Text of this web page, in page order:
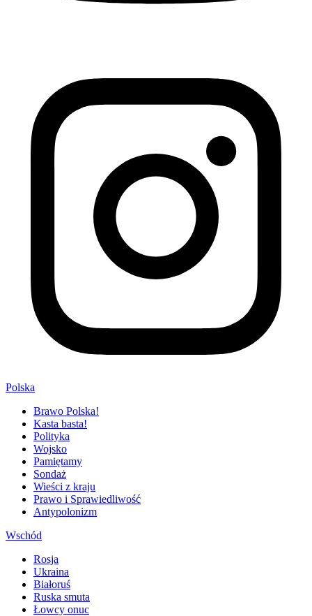
Polska
Brawo Polska!
Kasta basta!
Polityka
Wojsko
Pamiętamy
Sondaż
Wieści z kraju
Prawo i Sprawiedliwość
Antypolonizm
Wschód
Rosja
Ukraina
Białoruś
Ruska smuta
Łowcy onuc